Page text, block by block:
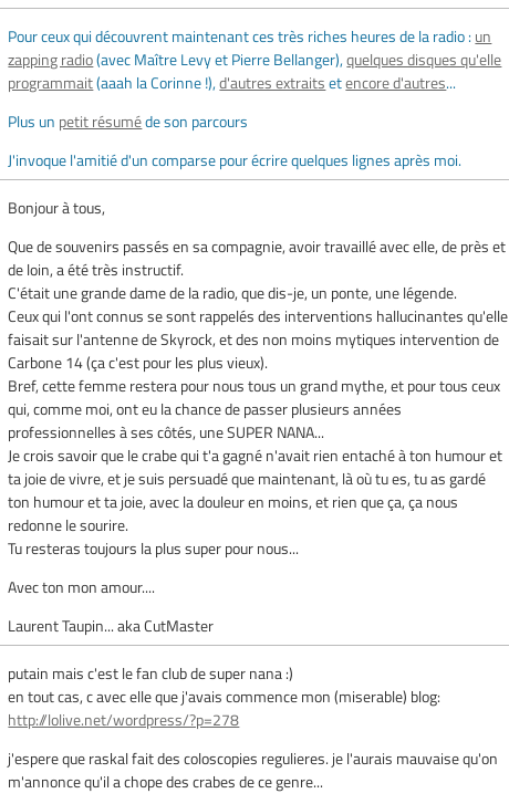
Pour ceux qui découvrent maintenant ces très riches heures de la radio : un
zapping radio(avec Maître Levy et Pierre Bellanger),quelques disques qu'elle
programmait(aaah la Corinne !),d'autres extraitsetencore d'autres...
Plus un petit résuméde son parcours
J'invoque l'amitié d'un comparse pour écrire quelques lignes après moi.
Bonjour à tous,
Que de souvenirs passés en sa compagnie, avoir travaillé avec elle, de près et
de loin, a été très instructif.
C'était une grande dame de la radio, que dis-je, un ponte, une légende.
Ceux qui l'ont connus se sont rappelés des interventions hallucinantes qu'elle
faisait sur l'antenne de Skyrock, et des non moins mytiques intervention de
Carbone 14 (ça c'est pour les plus vieux).
Bref, cette femme restera pour nous tous un grand mythe, et pour tous ceux
qui, comme moi, ont eu la chance de passer plusieurs années
professionnelles à ses côtés, une SUPER NANA...
Je crois savoir que le crabe qui t'a gagné n'avait rien entaché à ton humour et
ta joie de vivre, et je suis persuadé que maintenant, là où tu es, tu as gardé
ton humour et ta joie, avec la douleur en moins, et rien que ça, ça nous
redonne le sourire.
Tu resteras toujours la plus super pour nous...
Avec ton mon amour....
Laurent Taupin... aka CutMaster
putain mais c'est le fan club de super nana :)
en tout cas, c avec elle que j'avais commence mon (miserable) blog:
http://lolive.net/wordpress/?p=278
j'espere que raskal fait des coloscopies regulieres. je l'aurais mauvaise qu'on
m'annonce qu'il a chope des crabes de ce genre...